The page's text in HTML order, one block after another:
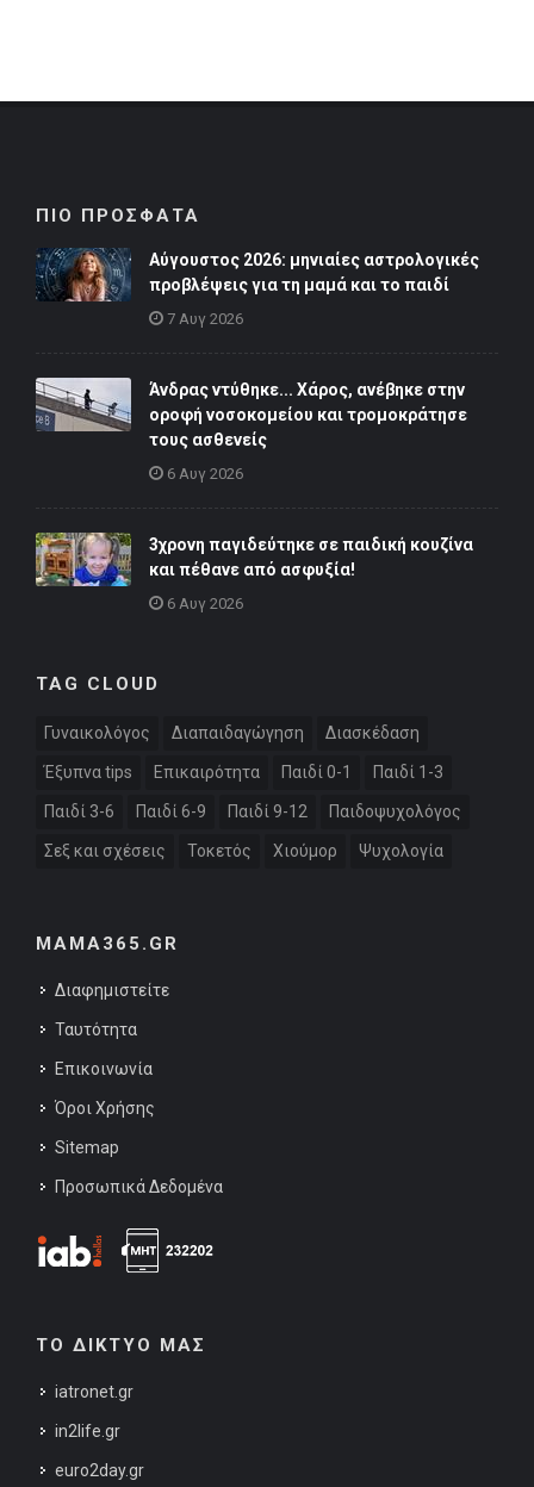
ΠΙΟ ΠΡΟΣΦΑΤΑ
Αύγουστος 2026: μηνιαίες αστρολογικές
προβλέψεις για τη μαμά και το παιδί
7 Αυγ 2026
Άνδρας ντύθηκε... Χάρος, ανέβηκε στην
οροφή νοσοκομείου και τρομοκράτησε
τους ασθενείς
6 Αυγ 2026
3χρονη παγιδεύτηκε σε παιδική κουζίνα
και πέθανε από ασφυξία!
6 Αυγ 2026
TAG CLOUD
Γυναικολόγος Διαπαιδαγώγηση Διασκέδαση
Έξυπνα tips Επικαιρότητα Παιδί 0-1 Παιδί 1-3
Παιδί 3-6 Παιδί 6-9 Παιδί 9-12 Παιδοψυχολόγος
Σεξ και σχέσεις Τοκετός Χιούμορ Ψυχολογία
MAMA365.GR
Διαφημιστείτε
Ταυτότητα
Επικοινωνία
Όροι Χρήσης
Sitemap
Προσωπικά Δεδομένα
ΤΟ ΔΙΚΤΥΟ ΜΑΣ
iatronet.gr
in2life.gr
euro2day.gr